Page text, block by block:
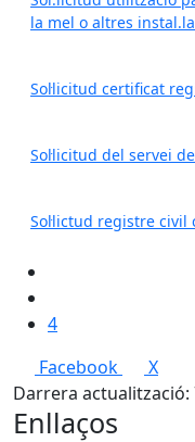
la mel o altres
Sol·licitud certificat
Sol·licitud del servei
Sol·lictud registre civil
4
Facebook
X
Darrera actualització:
Enllaços